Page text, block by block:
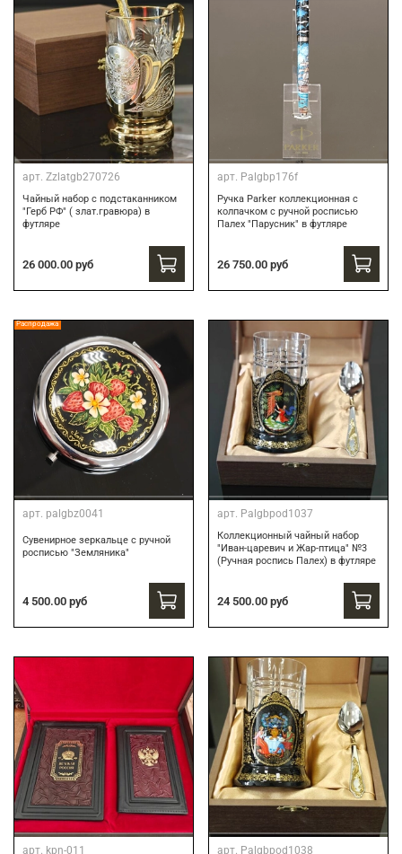
арт. Zzlatgb270726
Чайный набор с подстаканником
"Герб РФ" ( злат.гравюра) в
футляре
26 000.00 руб
арт. Palgbp176f
Ручка Parker коллекционная с
колпачком с ручной росписью
Палех "Парусник" в футляре
26 750.00 руб
Распродажа
арт. palgbz0041
Сувенирное зеркальце с ручной
росписью "Земляника"
4 500.00 руб
арт. Palgbpod1037
Коллекционный чайный набор
"Иван-царевич и Жар-птица" №3
(Ручная роспись Палех) в футляре
24 500.00 руб
арт. kpn-011 арт. Palgbpod1038